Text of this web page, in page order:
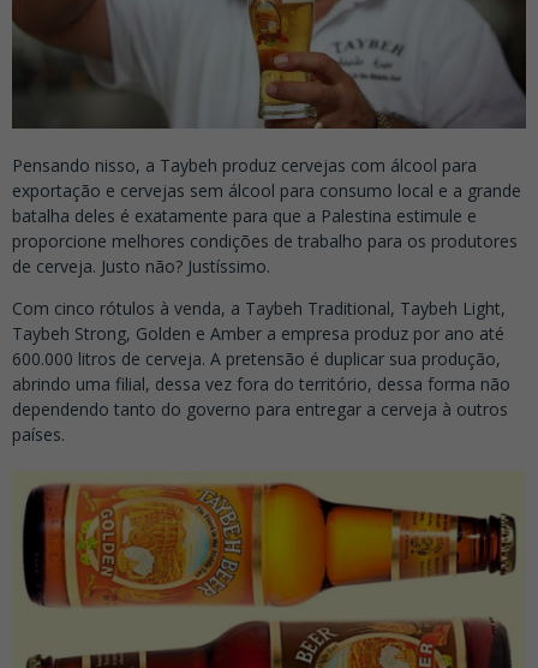
Pensando nisso, a Taybeh produz cervejas com álcool para
exportação e cervejas sem álcool para consumo local e a grande
batalha deles é exatamente para que a Palestina estimule e
proporcione melhores condições de trabalho para os produtores
de cerveja. Justo não? Justíssimo.
Com cinco rótulos à venda, a Taybeh Traditional, Taybeh Light,
Taybeh Strong, Golden e Amber a empresa produz por ano até
600.000 litros de cerveja. A pretensão é duplicar sua produção,
abrindo uma filial, dessa vez fora do território, dessa forma não
dependendo tanto do governo para entregar a cerveja à outros
países.